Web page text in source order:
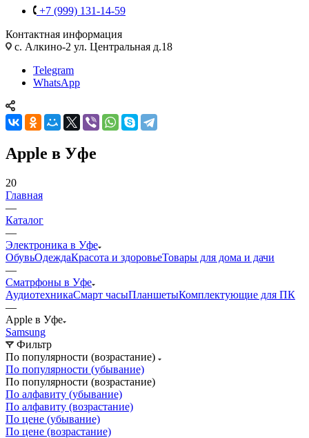
+7 (999) 131-14-59
Контактная информация
с. Алкино-2 ул. Центральная д.18
Telegram
WhatsApp
Apple в Уфе
20
Главная
—
Каталог
—
Электроника в Уфе
ОбувьОдеждаКрасота и здоровьеТовары для дома и дачи
—
Сматрфоны в Уфе
АудиотехникаСмарт часыПланшетыКомплектующие для ПК
—
Apple в Уфе
Samsung
Фильтр
По популярности (возрастание)
По популярности (убывание)
По популярности (возрастание)
По алфавиту (убывание)
По алфавиту (возрастание)
По цене (убывание)
По цене (возрастание)